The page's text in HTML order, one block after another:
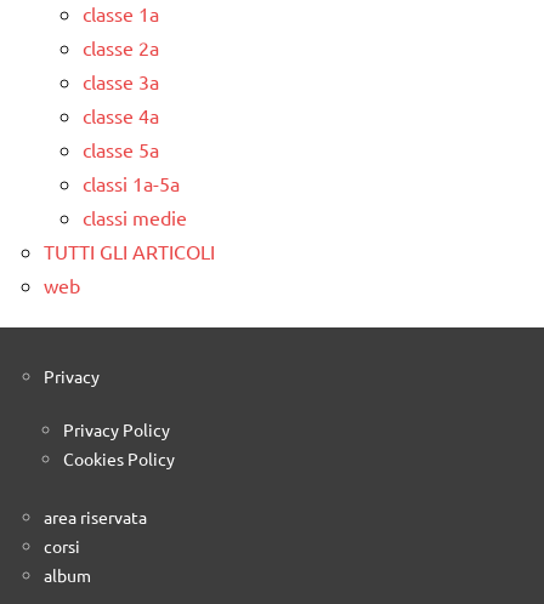
classe 1a
classe 2a
classe 3a
classe 4a
classe 5a
classi 1a-5a
classi medie
TUTTI GLI ARTICOLI
web
Privacy
Privacy Policy
Cookies Policy
area riservata
corsi
album